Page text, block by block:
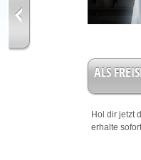
ALS
Hol dir jetzt
erhalte